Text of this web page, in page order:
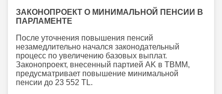
ЗАКОНОПРОЕКТ О МИНИМАЛЬНОЙ ПЕНСИИ В
ПАРЛАМЕНТЕ
После уточнения повышения пенсий
незамедлительно начался законодательный
процесс по увеличению базовых выплат.
Законопроект, внесенный партией AK в TBMM,
предусматривает повышение минимальной
пенсии до 23 552 TL.